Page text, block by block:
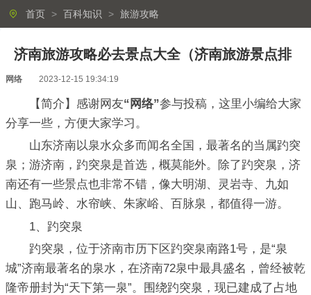
首页 > 百科知识 > 旅游攻略
济南旅游攻略必去景点大全（济南旅游景点排
网络 2023-12-15 19:34:19
【简介】感谢网友“网络”参与投稿，这里小编给大家
分享一些，方便大家学习。
山东济南以泉水众多而闻名全国，最著名的当属趵突
泉；游济南，趵突泉是首选，概莫能外。除了趵突泉，济
南还有一些景点也非常不错，像大明湖、灵岩寺、九如
山、跑马岭、水帘峡、朱家峪、百脉泉，都值得一游。
1、趵突泉
趵突泉，位于济南市历下区趵突泉南路1号，是“泉
城”济南最著名的泉水，在济南72泉中最具盛名，曾经被乾
隆帝册封为“天下第一泉”。围绕趵突泉，现已建成了占地